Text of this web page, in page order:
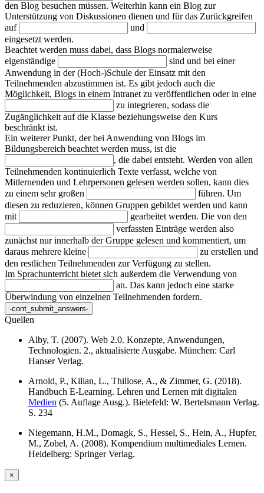
den Blog besuchen müssen. Weiterhin kann ein Blog zur
Unterstützung von Diskussionen dienen und für das Zurückgreifen
auf
und
eingesetzt werden.
Beachtet werden muss dabei, dass Blogs normalerweise
eigenständige
sind und bei einer
Anwendung in der (Hoch-)Schule der Einsatz mit den
Teilnehmenden abzustimmen ist. Es gibt jedoch auch die
Möglichkeit, Blogs in einem Intranet zu veröffentlichen oder in eine
zu integrieren, sodass die
Zugänglichkeit auf die Klasse beziehungsweise den Kurs
beschränkt ist.
Ein weiterer Punkt, der bei Anwendung von Blogs im
Bildungsbereich beachtet werden muss, ist die
, die dabei entsteht. Werden von allen
Teilnehmenden kontinuierlich Texte verfasst, welche von
Mitlernenden und Lehrpersonen gelesen werden sollen, kann dies
zu einem sehr großen
führen. Um
diesen zu reduzieren, können Gruppen gebildet werden und kann
mit
gearbeitet werden. Die von den
verfassten Einträge werden also
zunächst nur innerhalb der Gruppe gelesen und kommentiert, um
daraus mehrere kleine
zu erstellen und
den restlichen Teilnehmenden zur Verfügung zu stellen.
Im Sprachunterricht bietet sich außerdem die Verwendung von
an. Das kann jedoch eine starke
Überwindung von einzelnen Teilnehmenden fordern.
Quellen
Alby, T. (2007). Web 2.0. Konzepte, Anwendungen,
Technologien. 2., aktualisierte Ausgabe. München: Carl
Hanser Verlag.
Arnold, P., Kilian, L., Thillose, A., & Zimmer, G. (2018).
Handbuch E-Learning. Lehren und Lernen mit digitalen
Medien (5. Auflage Ausg.). Bielefeld: W. Bertelsmann Verlag.
S. 234
Niegemann, H.M., Domagk, S., Hessel, S., Hein, A., Hupfer,
M., Zobel, A. (2008). Kompendium multimediales Lernen.
Heidelberg: Springer Verlag.
×